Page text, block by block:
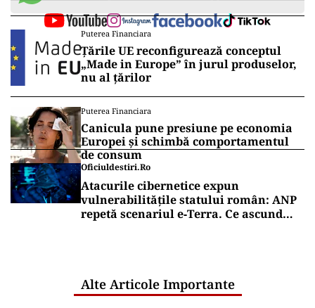
Puterea Financiara
Țările UE reconfigurează conceptul
„Made in Europe” în jurul produselor,
nu al țărilor
Puterea Financiara
Canicula pune presiune pe economia
Europei și schimbă comportamentul
de consum
Oficiuldestiri.ro
Atacurile cibernetice expun
vulnerabilitățile statului român: ANP
repetă scenariul e‑Terra. Ce ascund
Alte Articole Importante